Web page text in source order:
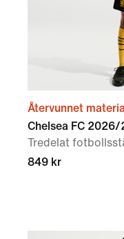
Återvunnet
Chelsea FC
Tredelat
849 kr